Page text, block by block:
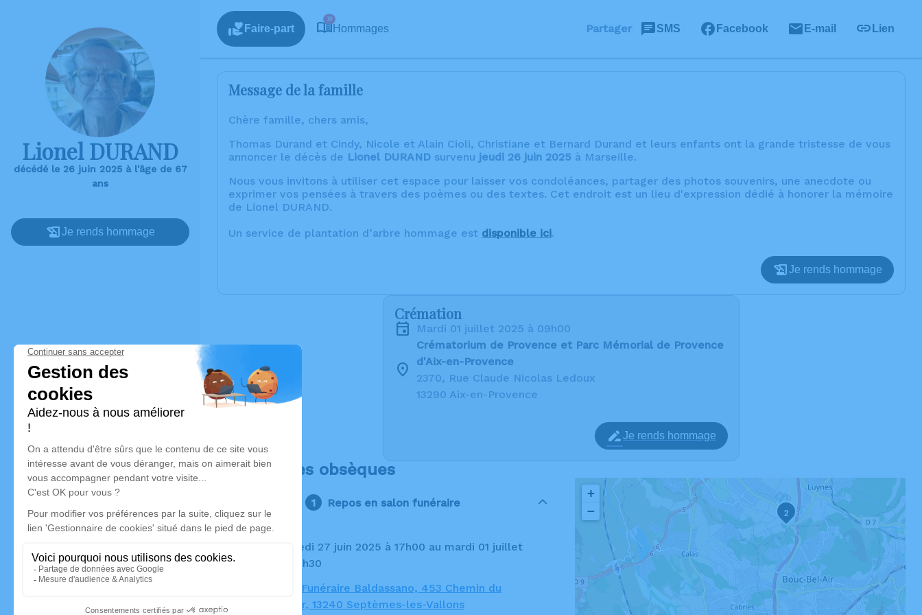
Lionel DURAND
décédé le 26 juin 2025 à l'âge de 67
ans
Je rends hommage
Faire-part
18
Hommages Partager SMS Facebook E-mail Lien
Message de la famille
Chère famille, chers amis,
Thomas Durand et Cindy, Nicole et Alain Cioli, Christiane et Bernard Durand et leurs enfants ont la grande tristesse de vous
annoncer le décès de Lionel DURAND survenu jeudi 26 juin 2025 à Marseille.
Nous vous invitons à utiliser cet espace pour laisser vos condoléances, partager des photos souvenirs, une anecdote ou
exprimer vos pensées à travers des poèmes ou des textes. Cet endroit est un lieu d'expression dédié à honorer la mémoire
de Lionel DURAND.
Un service de plantation d’arbre hommage est disponible ici.
Je rends hommage
Crémation
mardi 01 juillet 2025 à 09h00
Crématorium de Provence et Parc Mémorial de Provence
d'Aix-en-Provence
2370, Rue Claude Nicolas Ledoux
13290 Aix-en-Provence
Je rends hommage
Déroulé des obsèques
Repos en salon funéraire
2025 à 08h30
Chambre Funéraire Baldassano, 453 Chemin du
Pigeonnier, 13240 Septèmes-les-Vallons
2
+
−